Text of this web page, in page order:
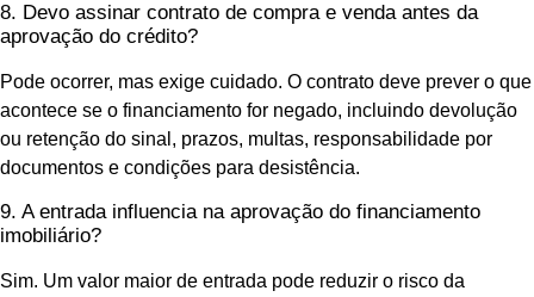
8. Devo assinar contrato de compra e venda antes da
aprovação do crédito?
Pode ocorrer, mas exige cuidado. O contrato deve prever o que
acontece se o financiamento for negado, incluindo devolução
ou retenção do sinal, prazos, multas, responsabilidade por
documentos e condições para desistência.
9. A entrada influencia na aprovação do financiamento
imobiliário?
Sim. Um valor maior de entrada pode reduzir o risco da